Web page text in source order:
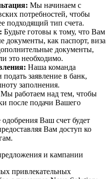
Мы начинаем с
потребностей, чтобы
подходящий тип счета.
Будьте готовы к тому, что Вам
документы, как паспорт, виза
документы,
это необходимо.
Наша команда
заявление в банк,
заполнения.
Мы работаем над тем, чтобы
после подачи Вашего
Ваш счет будет
Вам доступ ко
и кампании
привлекательных